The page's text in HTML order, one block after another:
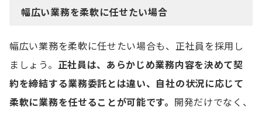
幅広い業務を柔軟に任せたい場合
幅広い業務を柔軟に任せたい場合も、正社員を採用し
ましょう。 正社員は、あらかじめ業務内容を決めて契
約を締結する業務委託とは違い、自社の状況に応じて
柔軟に業務を任せることが可能です。
開発だけでなく、